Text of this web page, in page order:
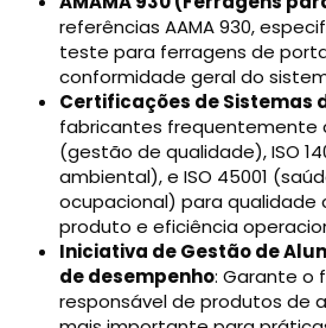
referências AAMA 930,
teste para ferragens de
conformidade geral do
Certificações de Sistemas
fabricantes frequentemente
(gestão de qualidade), ISO
ambiental), e ISO 45001
ocupacional) para qualidade
produto e eficiência
Iniciativa de Gestão de
de desempenho: Garante o
responsável de produtos de